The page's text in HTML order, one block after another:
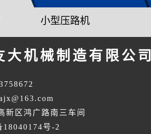
小型压路机
大机械制造有限公
新区鸿广路南三车间
18040174号-2